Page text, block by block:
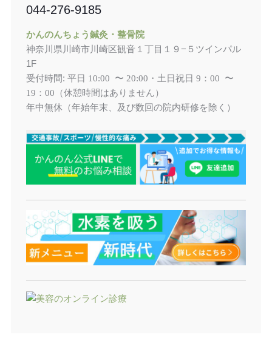
044-276-9185
かんのんちょう鍼灸・整骨院
神奈川県川崎市川崎区観音１丁目１９−５ツインパル
1F
受付時間: 平日 10:00 〜 20:00・ 土日祝日 9：00 〜
19：00 （休憩時間はありません）
年中無休（年始年末、及び数回の院内研修を除く）